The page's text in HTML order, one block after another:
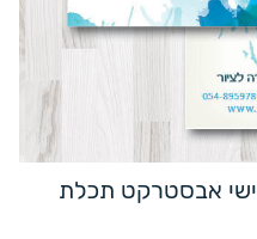
אבסטרקט תכלת